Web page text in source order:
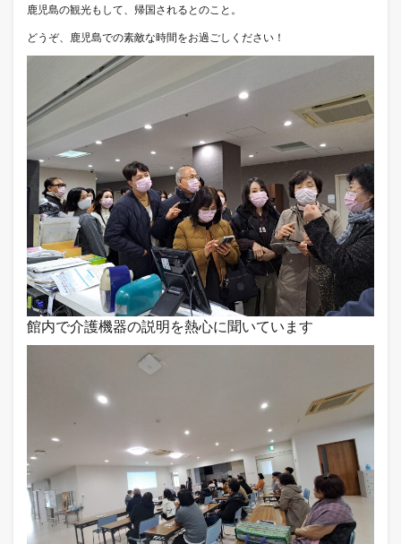
鹿児島の観光もして、帰国されるとのこと。
どうぞ、鹿児島での素敵な時間をお過ごしください！
館内で介護機器の説明を熱心に聞いています